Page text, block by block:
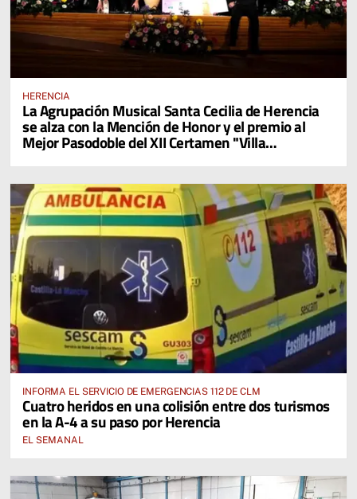
HERENCIA
La Agrupación Musical Santa Cecilia de Herencia
se alza con la Mención de Honor y el premio al
Mejor Pasodoble del XII Certamen "Villa
Cervantina de Mota del Cuervo"
INFORMA EL SERVICIO DE EMERGENCIAS 112 DE CLM
Cuatro heridos en una colisión entre dos turismos
en la A-4 a su paso por Herencia
EL SEMANAL